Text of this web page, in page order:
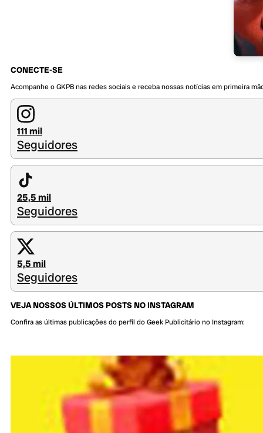
CONECTE-SE
Acompanhe o GKPB nas redes sociais e receba nossas notícias em primeira
111 mil
Seguidores
25,5 mil
Seguidores
5,5 mil
Seguidores
VEJA NOSSOS ÚLTIMOS POSTS NO INSTAGRAM
Confira as últimas publicações do perfil do Geek Publicitário no Instagram: